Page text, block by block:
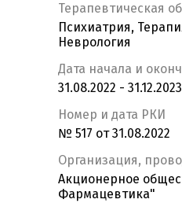
Терапевтическая
Психиатрия,
Неврология
Дата начала и
31.08.2022 - 31.12.2023
Номер и дата РКИ
№ 517 от 31.08.2022
Организация,
Акционерное
Фармацевтика"